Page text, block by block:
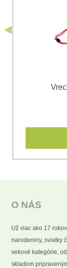
O NÁS
Už viac ako 17
narodeniny, sviatky
vekové kategórie,
skladom